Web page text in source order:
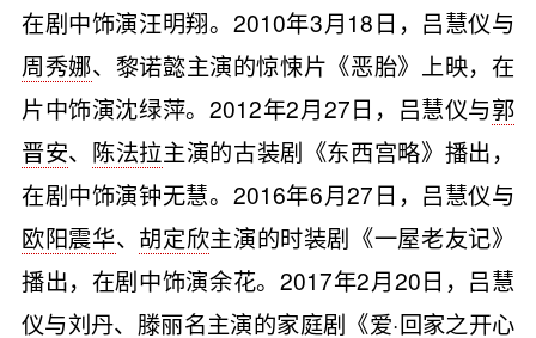
在剧中饰演汪明翔。2010年3月18日，吕慧仪与
周秀娜、黎诺懿主演的惊悚片《恶胎》上映，在
片中饰演沈绿萍。2012年2月27日，吕慧仪与郭
晋安、 陈法拉主演的古装剧《东西宫略》播出，
在剧中饰演钟无慧。2016年6月27日，吕慧仪与
欧阳震华、 胡定欣主演的时装剧《一屋老友记》
播出，在剧中饰演余花。2017年2月20日，吕慧
仪与刘丹、 滕丽名主演的家庭剧《爱·回家之开心